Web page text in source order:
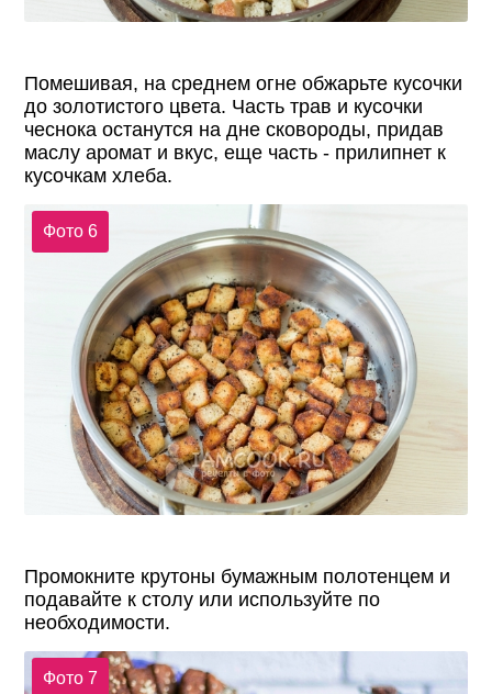
Помешивая, на среднем огне обжарьте кусочки
до золотистого цвета. Часть трав и кусочки
чеснока останутся на дне сковороды, придав
маслу аромат и вкус, еще часть - прилипнет к
кусочкам хлеба.
Фото 6
Промокните крутоны бумажным полотенцем и
подавайте к столу или используйте по
необходимости.
Фото 7